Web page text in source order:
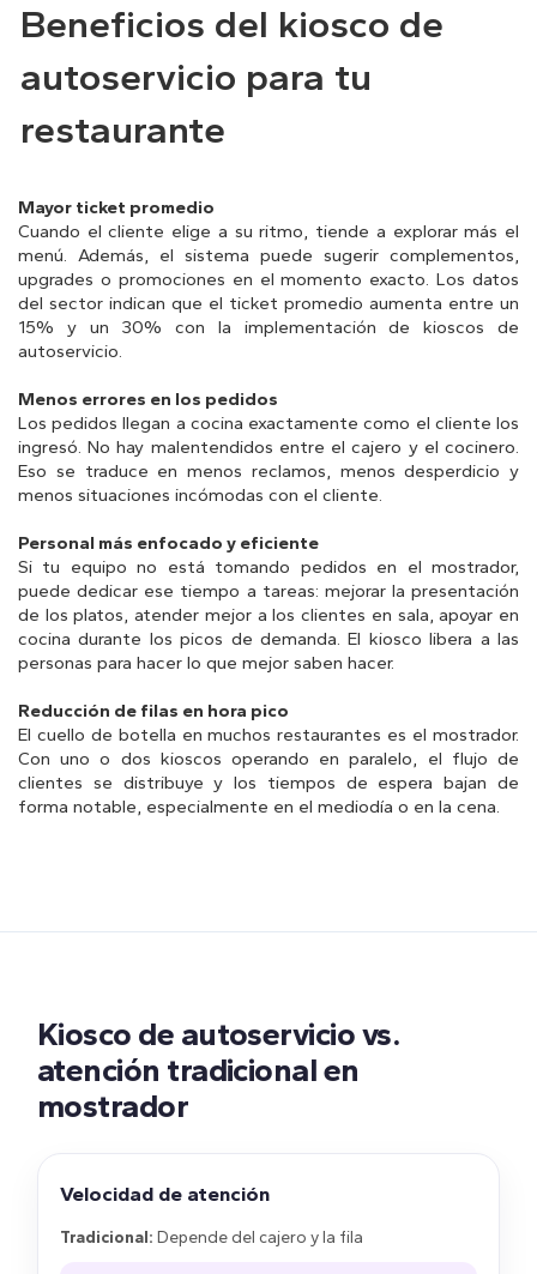
Beneficios del kiosco de
autoservicio para tu
restaurante
Mayor ticket promedio
Cuando el cliente elige a su ritmo, tiende a explorar más el
menú. Además, el sistema puede sugerir complementos,
upgrades o promociones en el momento exacto. Los datos
del sector indican que el ticket promedio aumenta entre un
15% y un 30% con la implementación de kioscos de
autoservicio.
Menos errores en los pedidos
Los pedidos llegan a cocina exactamente como el cliente los
ingresó. No hay malentendidos entre el cajero y el cocinero.
Eso se traduce en menos reclamos, menos desperdicio y
menos situaciones incómodas con el cliente.
Personal más enfocado y eficiente
Si tu equipo no está tomando pedidos en el mostrador,
puede dedicar ese tiempo a tareas: mejorar la presentación
de los platos, atender mejor a los clientes en sala, apoyar en
cocina durante los picos de demanda. El kiosco libera a las
personas para hacer lo que mejor saben hacer.
Reducción de filas en hora pico
El cuello de botella en muchos restaurantes es el mostrador.
Con uno o dos kioscos operando en paralelo, el flujo de
clientes se distribuye y los tiempos de espera bajan de
forma notable, especialmente en el mediodía o en la cena.
Kiosco de autoservicio vs.
atención tradicional en
mostrador
Velocidad de atención
Tradicional: Depende del cajero y la fila